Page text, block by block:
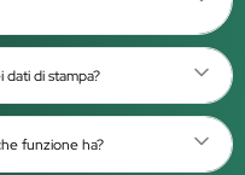
di stampa?
funzione ha?